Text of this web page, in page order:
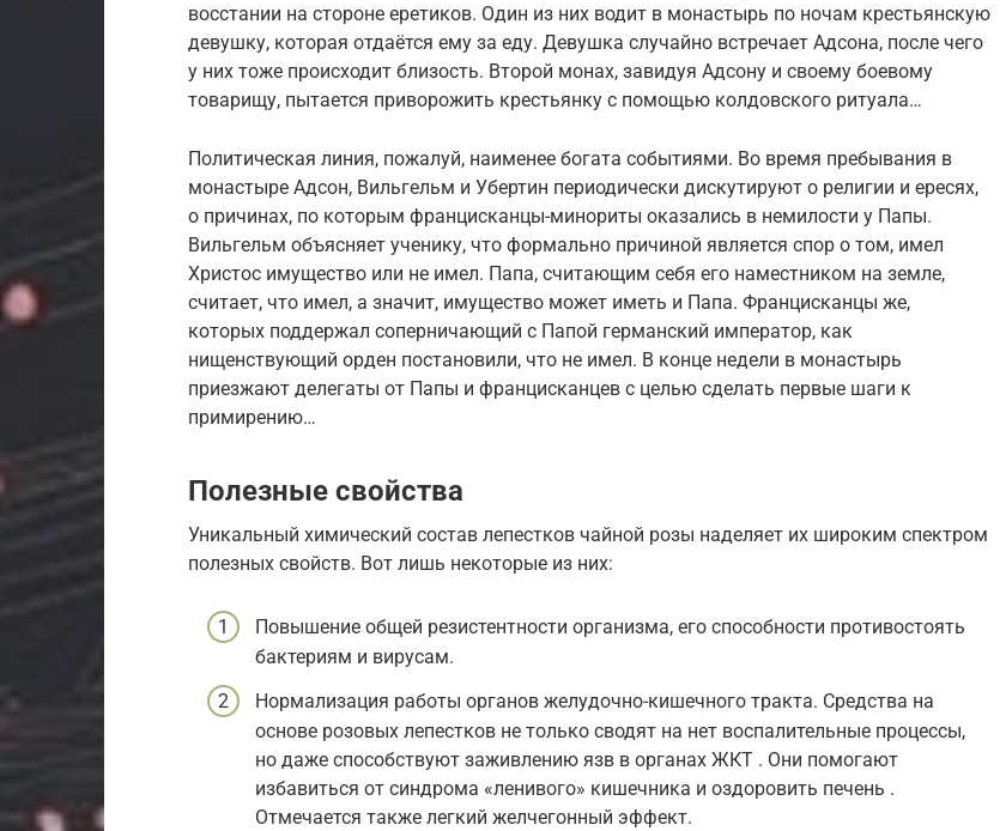
восстании на стороне еретиков. Один из них водит в монастырь по ночам крестьянскую
девушку, которая отдаётся ему за еду. Девушка случайно встречает Адсона, после чего
у них тоже происходит близость. Второй монах, завидуя Адсону и своему боевому
товарищу, пытается приворожить крестьянку с помощью колдовского ритуала…
Политическая линия, пожалуй, наименее богата событиями. Во время пребывания в
монастыре Адсон, Вильгельм и Убертин периодически дискутируют о религии и ересях,
о причинах, по которым францисканцы-минориты оказались в немилости у Папы.
Вильгельм объясняет ученику, что формально причиной является спор о том, имел
Христос имущество или не имел. Папа, считающим себя его наместником на земле,
считает, что имел, а значит, имущество может иметь и Папа. Францисканцы же,
которых поддержал соперничающий с Папой германский император, как
нищенствующий орден постановили, что не имел. В конце недели в монастырь
приезжают делегаты от Папы и францисканцев с целью сделать первые шаги к
примирению…
Полезные свойства
Уникальный химический состав лепестков чайной розы наделяет их широким спектром
полезных свойств. Вот лишь некоторые из них:
Повышение общей резистентности организма, его способности противостоять
бактериям и вирусам.
Нормализация работы органов желудочно-кишечного тракта. Средства на
основе розовых лепестков не только сводят на нет воспалительные процессы,
но даже способствуют заживлению язв в органах ЖКТ . Они помогают
избавиться от синдрома «ленивого» кишечника и оздоровить печень .
Отмечается также легкий желчегонный эффект.